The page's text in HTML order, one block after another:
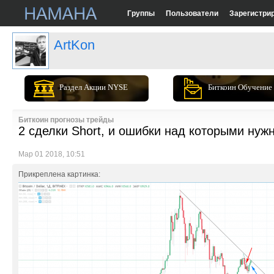
Группы Пользователи
ArtKon
Раздел Акции NYSE Биткоин Обучение
Биткоин прогнозы трейды
2 сделки Short, и ошибки над которыми
Мар 01 2018, 10:51
Прикреплена картинка: